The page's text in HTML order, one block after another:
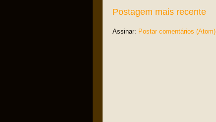
Postagem mais recente
Assinar: Postar comentários (Atom)